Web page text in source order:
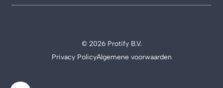
© 2026 Protify B.V.
Privacy PolicyAlgemene voorwaarden